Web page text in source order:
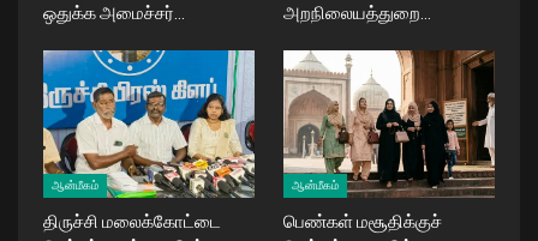
ஒதுக்க அமைச்சர்…
அறநிலையத்துறை…
ஆன்மீகம்
திருச்சி மலைக்கோட்டை
ஆன்மீகம்
பெண்கள் மசூதிக்குச்